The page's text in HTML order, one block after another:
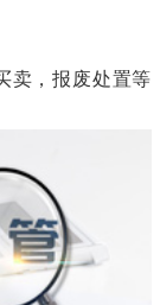
，报废处置等